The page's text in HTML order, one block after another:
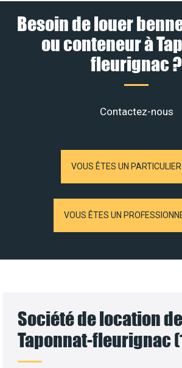
Besoin de louer
ou conteneur à
fleurignac ?
Contactez-nous
VOUS ÊTES UN PARTICULIER
VOUS ÊTES UN
Société de location
Taponnat-fleurignac